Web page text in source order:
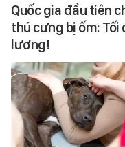
Quốc gia đầu tiên
thú cưng bị ốm: Tối
lương!